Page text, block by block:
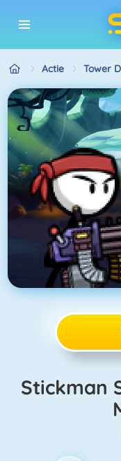
Actie Tower
Stickman Shooting 3: Among